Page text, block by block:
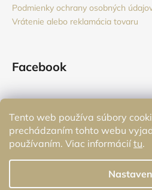
Tento web používa súbory
prechádzaním tohto webu
používaním. Viac informácií tu.
Podmienky ochrany osobných
Vrátenie alebo reklamácia tovaru
Facebook
Prijímame online platby